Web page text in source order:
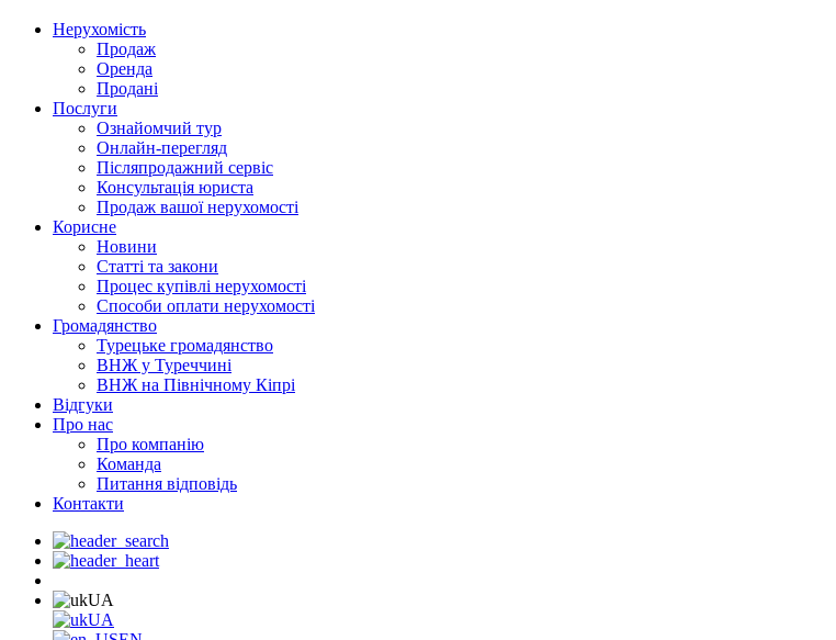
Нерухомість
Продаж
Оренда
Продані
Послуги
Ознайомчий тур
Онлайн-перегляд
Післяпродажний сервіс
Консультація юриста
Продаж вашої нерухомості
Корисне
Новини
Статті та закони
Процес купівлі нерухомості
Способи оплати нерухомості
Громадянство
Турецьке громадянство
ВНЖ у Туреччині
ВНЖ на Північному Кіпрі
Відгуки
Про нас
Про компанію
Команда
Питання відповідь
Контакти
UA
UA